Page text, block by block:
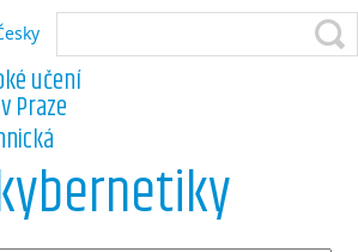
učení
Praze